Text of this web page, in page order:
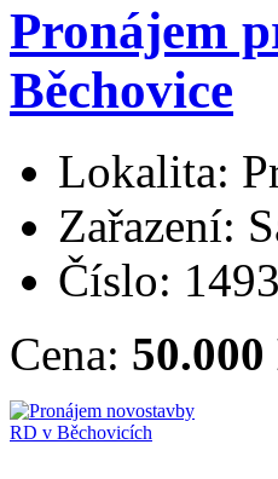
Pronájem
Běchovice
Lokalita:
Zařazení:
Číslo: 1493
Cena: